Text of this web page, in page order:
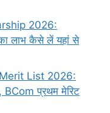
2026:
लाभ कैसे लें यहां से
List 2026:
BCom प्रथम मेरिट